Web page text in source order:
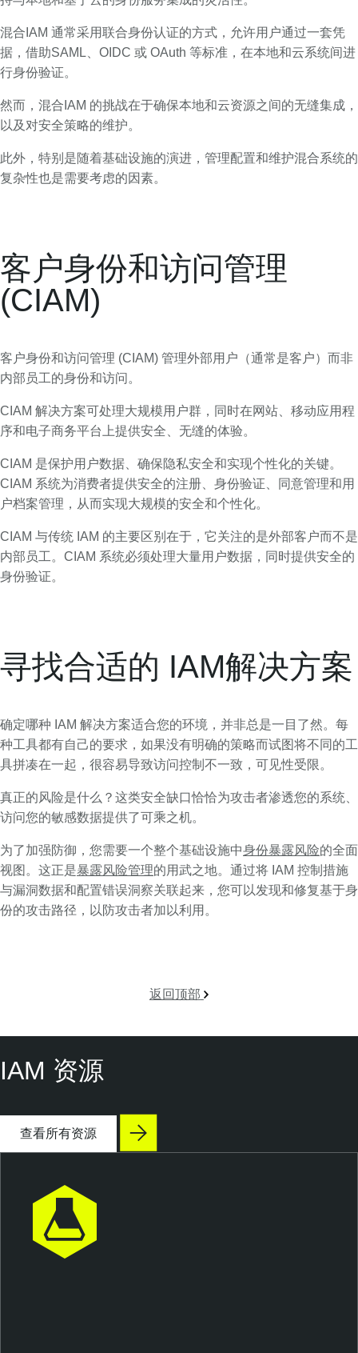
混合IAM 通常采用联合身份认证的方式，允许用户通过一套凭
据，借助SAML、OIDC 或 OAuth 等标准，在本地和云系统间进
行身份验证。
然而，混合IAM 的挑战在于确保本地和云资源之间的无缝集成，
以及对安全策略的维护。
此外，特别是随着基础设施的演进，管理配置和维护混合系统的
复杂性也是需要考虑的因素。
客户身份和访问管理
(CIAM)
客户身份和访问管理 (CIAM) 管理外部用户（通常是客户）而非
内部员工的身份和访问。
CIAM 解决方案可处理大规模用户群，同时在网站、移动应用程
序和电子商务平台上提供安全、无缝的体验。
CIAM 是保护用户数据、确保隐私安全和实现个性化的关键。
CIAM 系统为消费者提供安全的注册、身份验证、同意管理和用
户档案管理，从而实现大规模的安全和个性化。
CIAM 与传统 IAM 的主要区别在于，它关注的是外部客户而不是
内部员工。CIAM 系统必须处理大量用户数据，同时提供安全的
身份验证。
寻找合适的 IAM解决方案
确定哪种 IAM 解决方案适合您的环境，并非总是一目了然。每
种工具都有自己的要求，如果没有明确的策略而试图将不同的工
具拼凑在一起，很容易导致访问控制不一致，可见性受限。
真正的风险是什么？这类安全缺口恰恰为攻击者渗透您的系统、
访问您的敏感数据提供了可乘之机。
为了加强防御，您需要一个整个基础设施中身份暴露风险的全面
视图。这正是暴露风险管理的用武之地。通过将 IAM 控制措施
与漏洞数据和配置错误洞察关联起来，您可以发现和修复基于身
份的攻击路径，以防攻击者加以利用。
返回顶部
IAM 资源
查看所有资源